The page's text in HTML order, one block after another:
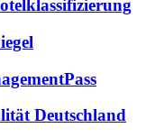
Deutschland